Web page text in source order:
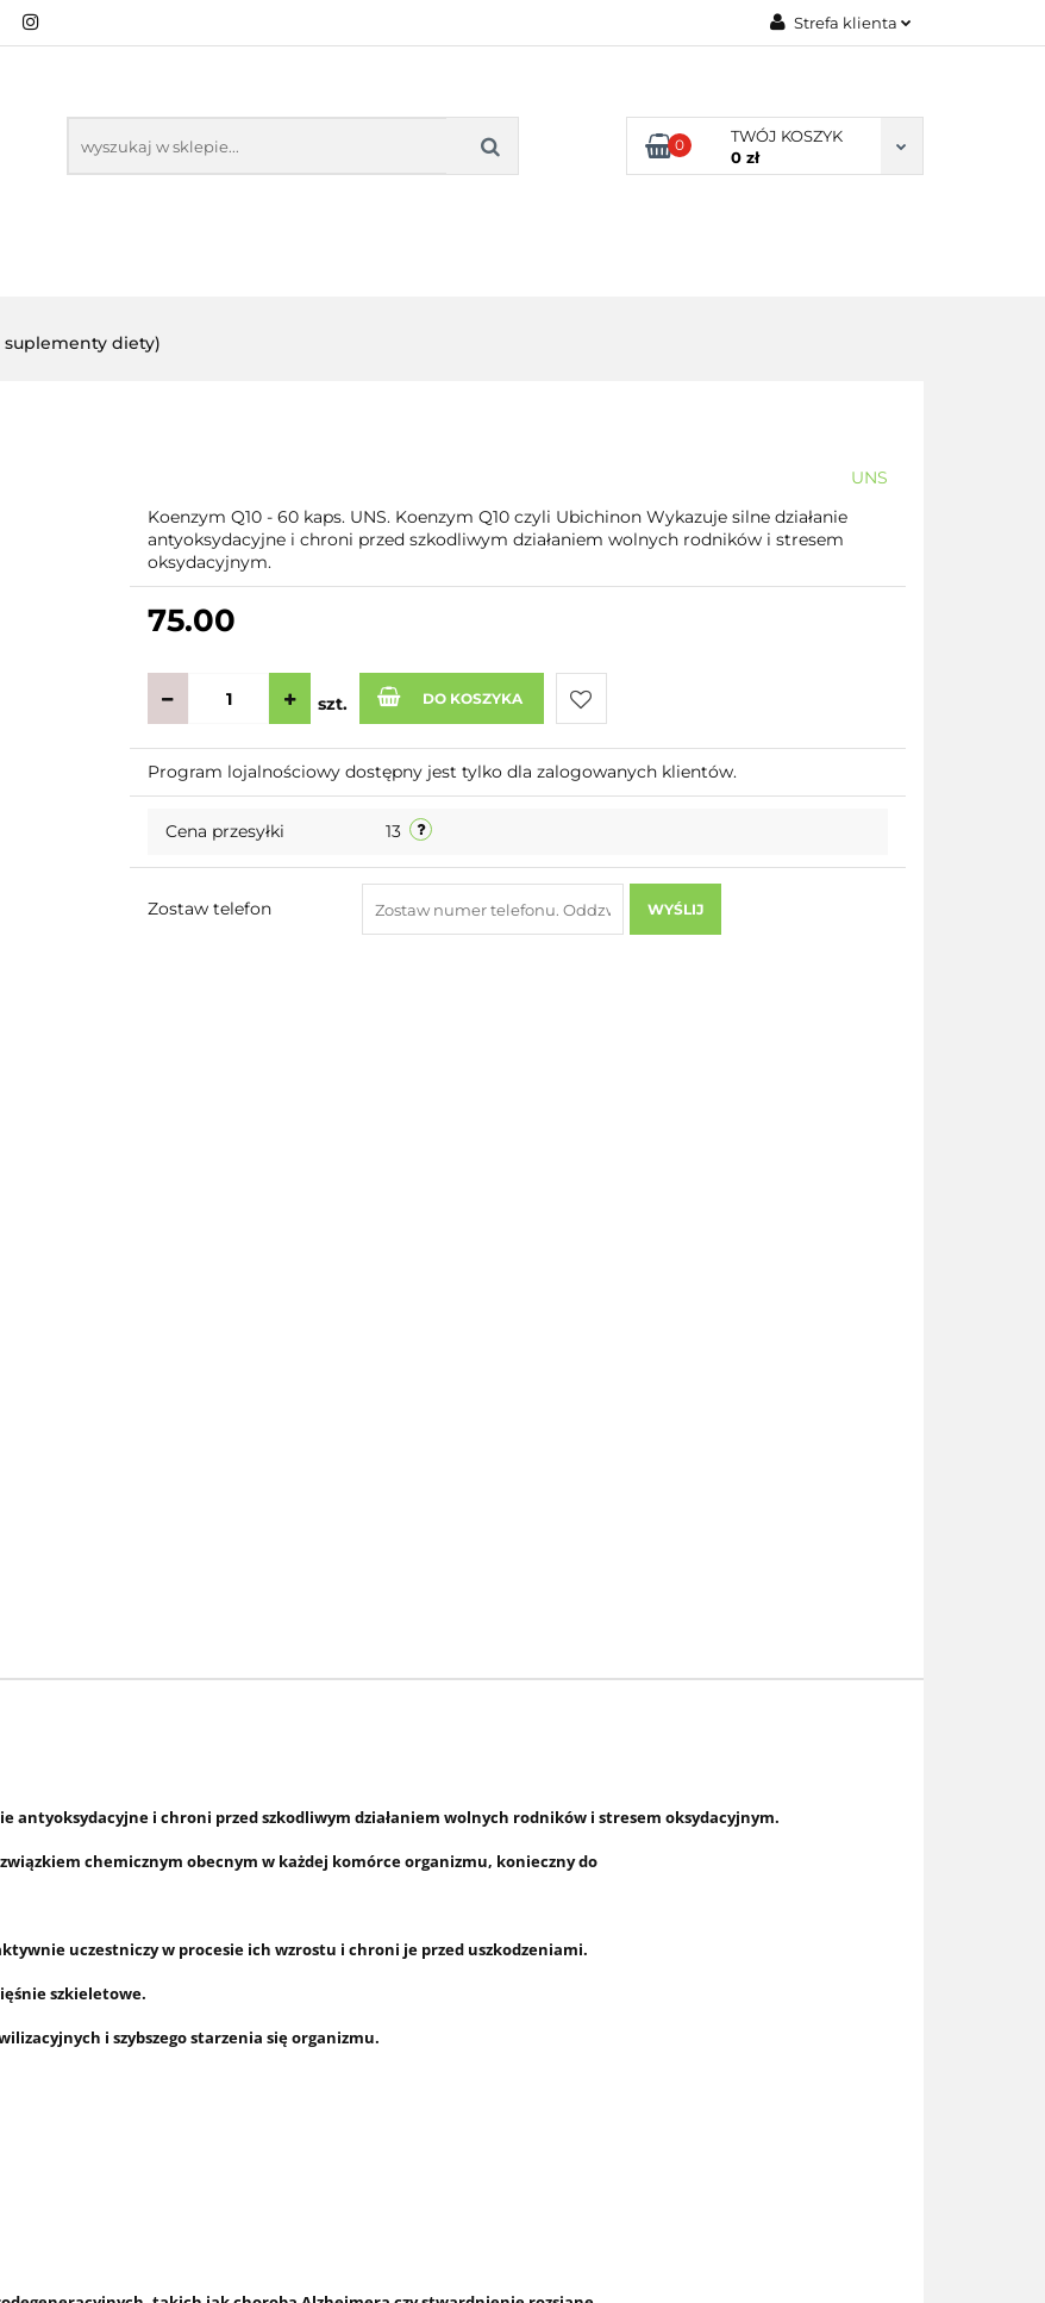
Strefa klienta
Zarejestruj się
Dodaj zgłoszenie
Zgody cookies
0
TWÓJ KOSZYK
0 zł
ŻYWNOŚĆ, DIETA
diety)
UNS
Koenzym Q10 - 60 kaps. UNS. Koenzym Q10 czyli Ubichinon Wykazuje silne działanie
antyoksydacyjne i chroni przed szkodliwym działaniem wolnych rodników i stresem
oksydacyjnym.
75.00
szt. DO KOSZYKA
Do
przechowalni
Program lojalnościowy dostępny jest tylko dla zalogowanych klientów.
Cena przesyłki 13
Zostaw telefon WYŚLIJ
antyoksydacyjne i chroni przed szkodliwym działaniem wolnych rodników i stresem oksydacyjnym.
chemicznym obecnym w każdej komórce organizmu, konieczny do
uczestniczy w procesie ich wzrostu i chroni je przed uszkodzeniami.
szkieletowe.
i szybszego starzenia się organizmu.